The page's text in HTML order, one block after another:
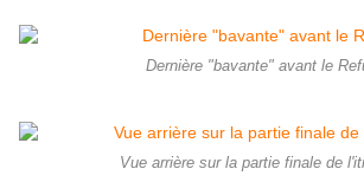
Dernière "bavante" avant le
Vue arrière sur la partie finale de